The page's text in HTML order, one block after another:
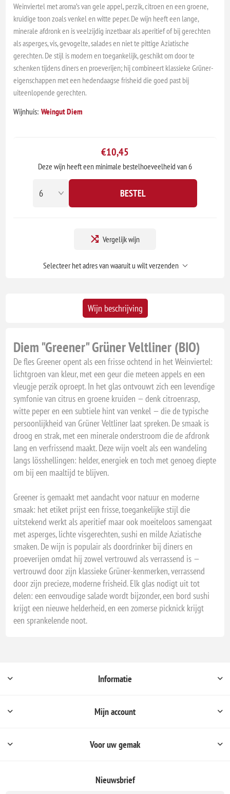
Weinviertel met aroma’s van gele appel, perzik, citroen en een groene,
kruidige toon zoals venkel en witte peper. De wijn heeft een lange,
minerale afdronk en is veelzijdig inzetbaar als aperitief of bij gerechten
als asperges, vis, gevogelte, salades en niet te pittige Aziatische
gerechten. De stijl is modern en toegankelijk, geschikt om door te
schenken tijdens diners en proeverijen; hij combineert klassieke Grüner-
eigenschappen met een hedendaagse frisheid die goed past bij
uiteenlopende gerechten.
Wijnhuis: Weingut Diem
€10,45
Deze wijn heeft een minimale bestelhoeveelheid van 6
BESTEL
Vergelijk wijn
Selecteer het adres van waaruit u wilt verzenden
Wijn beschrijving
Diem "Greener" Grüner Veltliner (BIO)
De fles Greener opent als een frisse ochtend in het Weinviertel:
lichtgroen van kleur, met een geur die meteen appels en een
vleugje perzik oproept. In het glas ontvouwt zich een levendige
symfonie van citrus en groene kruiden — denk citroenrasp,
witte peper en een subtiele hint van venkel — die de typische
persoonlijkheid van Grüner Veltliner laat spreken. De smaak is
droog en strak, met een minerale onderstroom die de afdronk
lang en verfrissend maakt. Deze wijn voelt als een wandeling
langs lösshellingen: helder, energiek en toch met genoeg diepte
om bij een maaltijd te blijven.
Greener is gemaakt met aandacht voor natuur en moderne
smaak: het etiket prijst een frisse, toegankelijke stijl die
uitstekend werkt als aperitief maar ook moeiteloos samengaat
met asperges, lichte visgerechten, sushi en milde Aziatische
smaken. De wijn is populair als doordrinker bij diners en
proeverijen omdat hij zowel vertrouwd als verrassend is —
vertrouwd door zijn klassieke Grüner-kenmerken, verrassend
door zijn precieze, moderne frisheid. Elk glas nodigt uit tot
delen: een eenvoudige salade wordt bijzonder, een bord sushi
krijgt een nieuwe helderheid, en een zomerse picknick krijgt
een sprankelende noot.
Informatie
Mijn account
Voor uw gemak
Nieuwsbrief